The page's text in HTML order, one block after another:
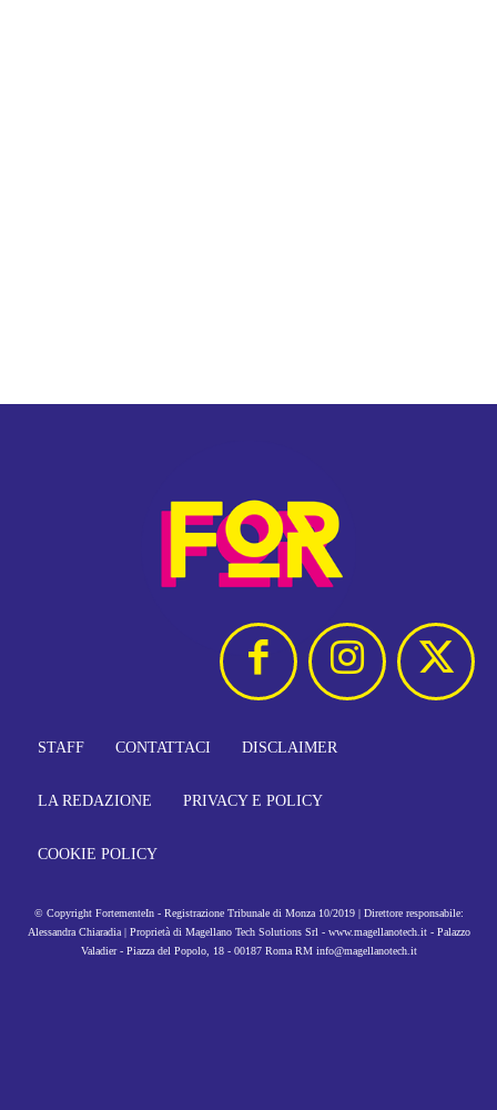
STAFF CONTATTACI DISCLAIMER
LA REDAZIONE PRIVACY E POLICY
COOKIE POLICY
© Copyright FortementeIn - Registrazione Tribunale di Monza 10/2019 | Direttore responsabile:
Alessandra Chiaradia | Proprietà di Magellano Tech Solutions Srl - www.magellanotech.it - Palazzo
Valadier - Piazza del Popolo, 18 - 00187 Roma RM info@magellanotech.it